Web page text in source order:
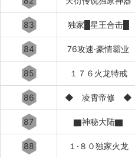
83 独家█星王合击█
84 76攻速·豪情霸业
85 １７６火龙特戒
86 ◆ 凌霄帝修 ◆
87 ▇神秘大陆▇
88 １·８０独家火龙